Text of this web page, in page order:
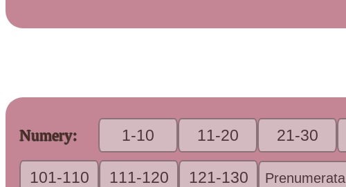
Numery: 1-10 11-20 21-30
101-110 111-120 121-130 Prenumerata